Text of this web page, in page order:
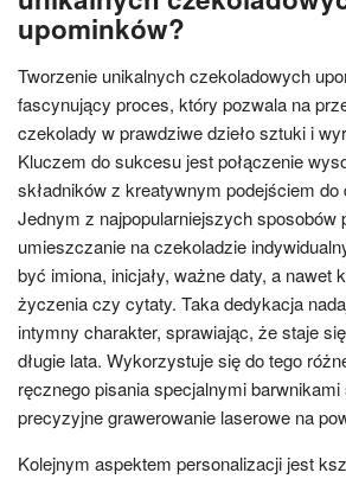
upominków?
Tworzenie unikalnych czekoladowych
fascynujący proces, który pozwala na
czekolady w prawdziwe dzieło sztuki i
Kluczem do sukcesu jest połączenie
składników z kreatywnym podejściem do
Jednym z najpopularniejszych sposobów
umieszczanie na czekoladzie
być imiona, inicjały, ważne daty, a nawet
życzenia czy cytaty. Taka dedykacja
intymny charakter, sprawiając, że staje
długie lata. Wykorzystuje się do tego
ręcznego pisania specjalnymi
precyzyjne grawerowanie laserowe na
Kolejnym aspektem personalizacji jest